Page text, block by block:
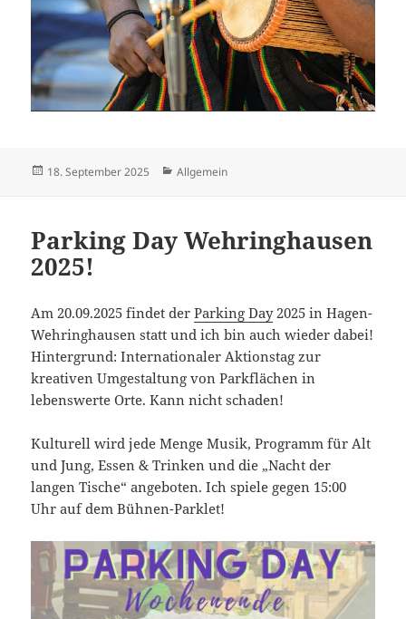
Veröffentlicht
18. September 2025 Kategorien
Allgemein
Parking Day Wehringhausen
2025!
Am 20.09.2025 findet derParking Day2025 in Hagen-
Wehringhausen statt und ich bin auch wieder dabei!
Hintergrund: Internationaler Aktionstag zur
kreativen Umgestaltung von Parkflächen in
lebenswerte Orte. Kann nicht schaden!
Kulturell wird jede Menge Musik, Programm für Alt
und Jung, Essen & Trinken und die „Nacht der
langen Tische“ angeboten. Ich spiele gegen 15:00
Uhr auf dem Bühnen-Parklet!